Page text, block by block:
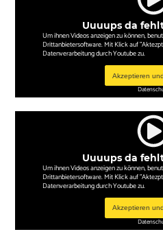
Uuuups da
Um ihnen Videos anzeigen zu können,
Drittanbietersoftware. Mit Klick auf
Datenverarbeitung durch Youtube zu.
Akzeptieren
Uuuups da
Um ihnen Videos anzeigen zu können,
Drittanbietersoftware. Mit Klick auf
Datenverarbeitung durch Youtube zu.
Akzeptieren